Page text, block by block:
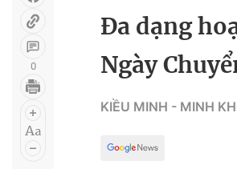
An Sinh
Công nghệ
0
Đa dạng
Ngày
KIỀU MINH - MINH